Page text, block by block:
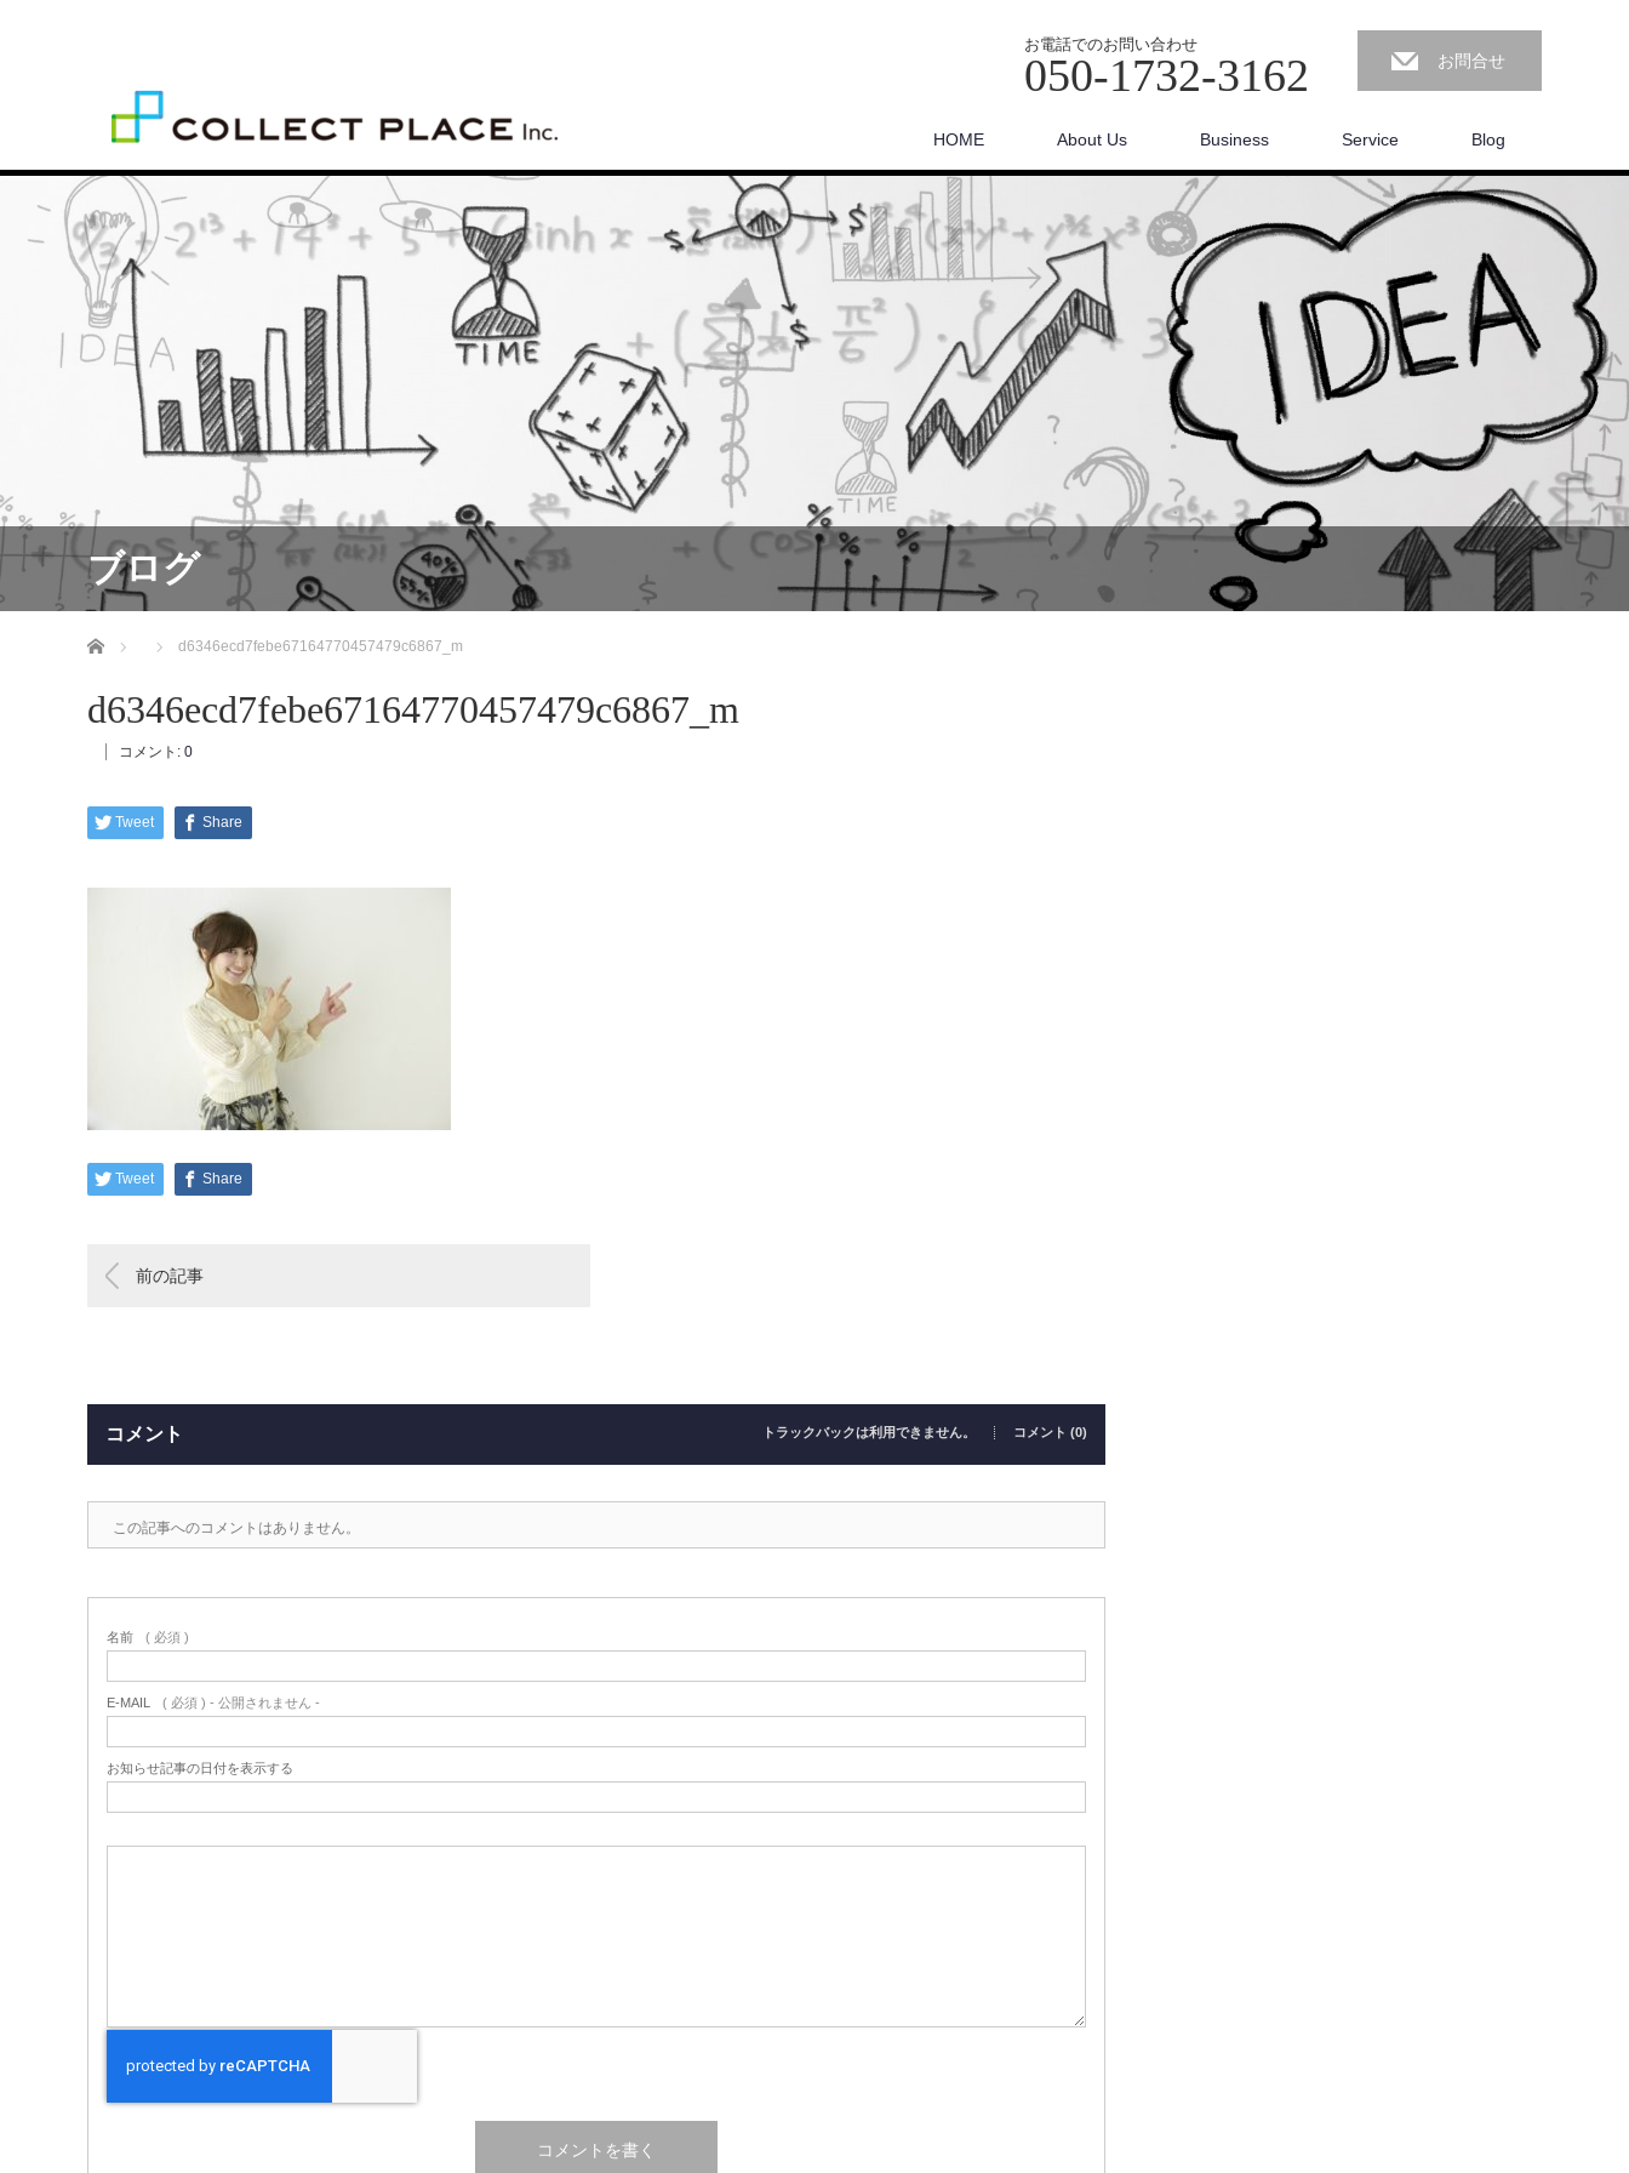
お電話でのお問い合わせ
050-1732-3162 お問合せ
HOME About Us Business Service Blog
ブログ
ホーム d6346ecd7febe67164770457479c6867_m
d6346ecd7febe67164770457479c6867_m
コメント: 0
Tweet Share
Tweet Share
前の記事
コメント トラックバックは利用できません。 コメント (0)
この記事へのコメントはありません。
名前 ( 必須 )
E-MAIL ( 必須 ) - 公開されません -
お知らせ記事の日付を表示する